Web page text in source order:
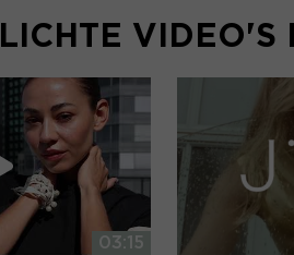
VIDEO'S
03:15